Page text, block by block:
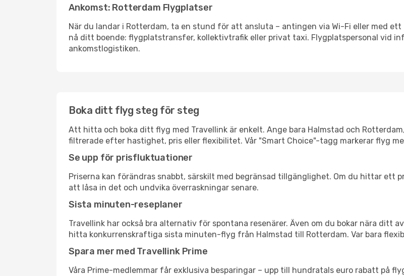
Ankomst: Rotterdam Flygplatser
När du landar i Rotterdam, ta en stund för att ansluta – antingen via Wi-Fi eller med
nå ditt boende: flygplatstransfer, kollektivtrafik eller privat taxi. Flygplatspersonal vid
ankomstlogistiken.
Boka ditt flyg steg för steg
Att hitta och boka ditt flyg med Travellink är enkelt. Ange bara Halmstad och
filtrerade efter hastighet, pris eller flexibilitet. Vår "Smart Choice"-tagg markerar flyg
Se upp för prisfluktuationer
Priserna kan förändras snabbt, särskilt med begränsad tillgänglighet. Om du hittar ett
att låsa in det och undvika överraskningar senare.
Sista minuten-reseplaner
Travellink har också bra alternativ för spontana resenärer. Även om du bokar nära ditt
hitta konkurrenskraftiga sista minuten-flyg från Halmstad till Rotterdam. Var bara
Spara mer med Travellink Prime
Våra Prime-medlemmar får exklusiva besparingar – upp till hundratals euro rabatt på